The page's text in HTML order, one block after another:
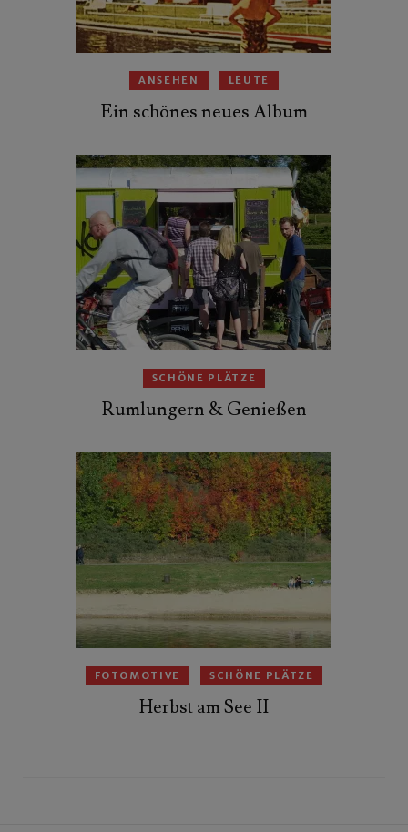
ANSEHEN LEUTE
Ein schönes neues Album
SCHÖNE PLÄTZE
Rumlungern & Genießen
FOTOMOTIVE SCHÖNE PLÄTZE
Herbst am See II